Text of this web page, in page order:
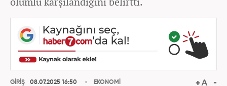
GİRİŞ
08.07.2025 16:50
EKONOMİ